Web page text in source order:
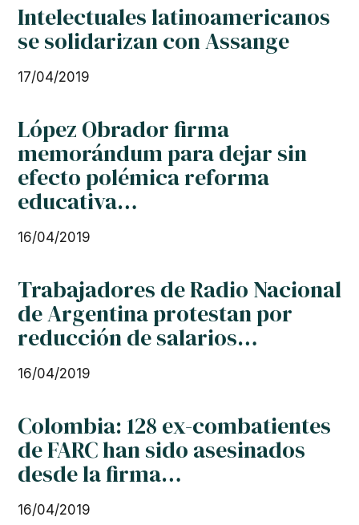
Intelectuales latinoamericanos
se solidarizan con Assange
17/04/2019
López Obrador firma
memorándum para dejar sin
efecto polémica reforma
educativa…
16/04/2019
Trabajadores de Radio Nacional
de Argentina protestan por
reducción de salarios…
16/04/2019
Colombia: 128 ex-combatientes
de FARC han sido asesinados
desde la firma…
16/04/2019